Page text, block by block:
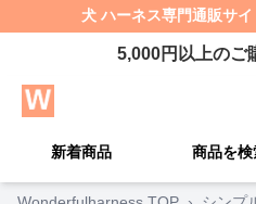
犬 ハーネス専門通販サイ
5,000円以上のご
新着商品 商品を検